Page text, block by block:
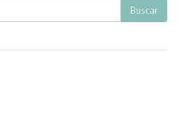
Buscar